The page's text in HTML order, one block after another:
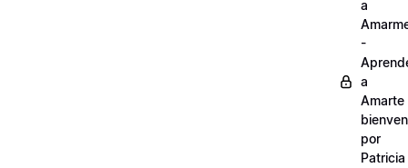
a
-
a
Amarte
por
Patricia